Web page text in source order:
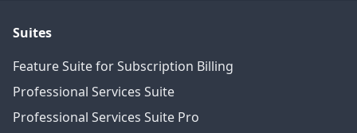
Suites
Feature Suite for Subscription Billing
Professional Services Suite
Professional Services Suite Pro